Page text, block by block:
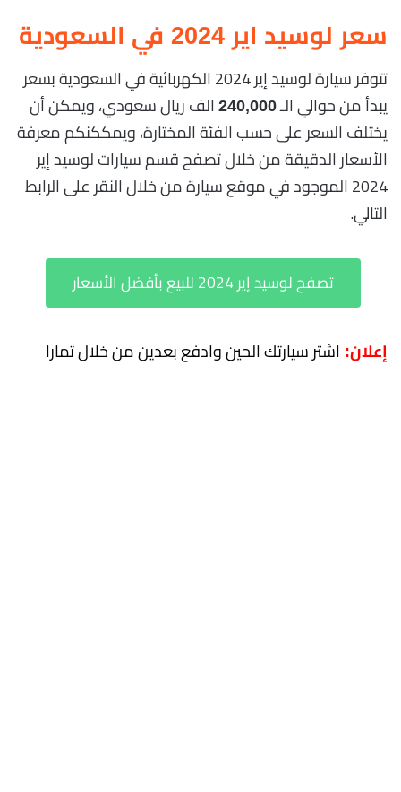
سعر لوسيد اير 2024 في السعودية
تتوفر سيارة لوسيد إير 2024 الكهربائية في السعودية بسعر
يبدأ من حوالي الـ240,000 الف ريال سعودي، ويمكن أن
يختلف السعر على حسب الفئة المختارة، ويمككنكم معرفة
الأسعار الدقيقة من خلال تصفح قسم سيارات لوسيد إير
2024 الموجود في موقع سيارة من خلال النقر على الرابط
التالي.
تصفح لوسيد إير 2024 للبيع بأفضل الأسعار
إعلان: اشتر سيارتك الحين وادفع بعدين من خلال تمارا